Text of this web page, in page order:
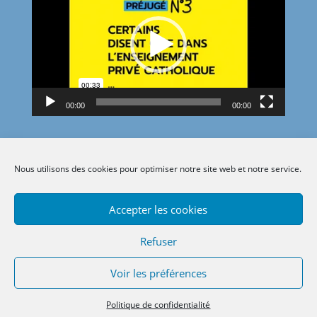
Nous utilisons des cookies pour optimiser notre site web et notre service.
Accepter les cookies
Refuser
Voir les préférences
Politique de confidentialité
00:00 00:00